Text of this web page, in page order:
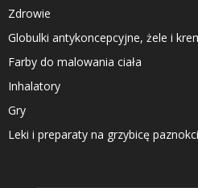
Zdrowie
Globulki antykoncepcyjne, żele i
Farby do malowania ciała
Inhalatory
Gry
Leki i preparaty na grzybicę